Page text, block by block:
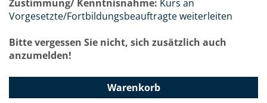
Zustimmung/ Kenntnisnahme: Kurs an
Vorgesetzte/Fortbildungsbeauftragte weiterleiten
Bitte vergessen Sie nicht, sich zusätzlich auch
anzumelden!
Warenkorb